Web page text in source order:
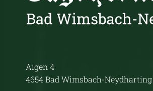
Aigen 4
4654 Bad Wimsbach-Neydharting